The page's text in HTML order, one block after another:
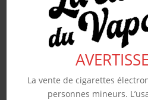
La vente de cigarettes
personnes mineurs.